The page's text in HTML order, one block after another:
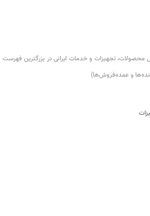
تجهیزات و خدمات ایرانی در بزرگترین فهرست
و عمده‌فروش‌ها)